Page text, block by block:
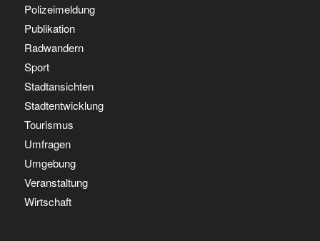
Polizeimeldung
Publikation
Radwandern
Sport
Stadtansichten
Stadtentwicklung
Tourismus
Umfragen
Umgebung
Veranstaltung
Wirtschaft